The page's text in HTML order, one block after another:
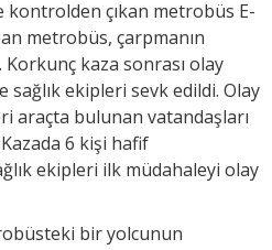
kontrolden çıkan metrobüs E-
metrobüs, çarpmanın
Korkunç kaza sonrası olay
sağlık ekipleri sevk edildi. Olay
araçta bulunan vatandaşları
Kazada 6 kişi hafif
ekipleri ilk müdahaleyi olay
bir yolcunun